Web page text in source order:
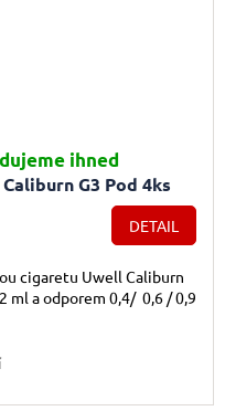
G3 Pod 4ks
ihned
DETAIL
cigaretu Uwell Caliburn
ml a odporem 0,4/ 0,6 / 0,9